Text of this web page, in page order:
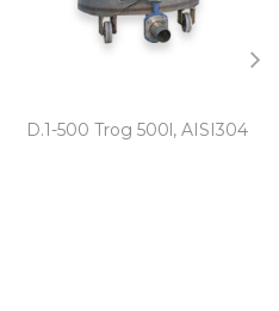
D.1-500 Trog 500l, AISI304